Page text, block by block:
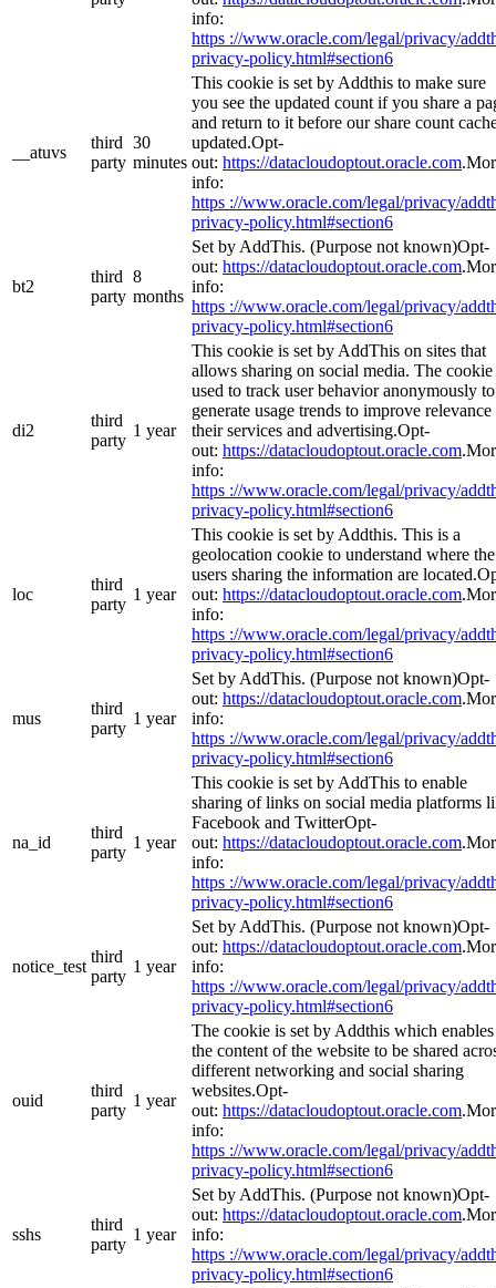
info:
https ://www.oracle.com/legal/privacy/
privacy-policy.html#section6
__atuvs
third
party
30
minutes
This cookie is set by Addthis to make sure
you see the updated count if you share a
and return to it before our share count
updated.Opt-
out: https://datacloudoptout.oracle.com
info:
https ://www.oracle.com/legal/privacy/
privacy-policy.html#section6
bt2
third
party
8
months
Set by AddThis. (Purpose not known)Opt-
out: https://datacloudoptout.oracle.com
info:
https ://www.oracle.com/legal/privacy/
privacy-policy.html#section6
di2
third
party
1 year
This cookie is set by AddThis on sites that
allows sharing on social media. The cookie
used to track user behavior anonymously to
generate usage trends to improve relevance
their services and advertising.Opt-
out: https://datacloudoptout.oracle.com
info:
https ://www.oracle.com/legal/privacy/
privacy-policy.html#section6
loc
third
party
1 year
This cookie is set by Addthis. This is a
geolocation cookie to understand where the
users sharing the information are
out: https://datacloudoptout.oracle.com
info:
https ://www.oracle.com/legal/privacy/
privacy-policy.html#section6
mus
third
party
1 year
Set by AddThis. (Purpose not known)Opt-
out: https://datacloudoptout.oracle.com
info:
https ://www.oracle.com/legal/privacy/
privacy-policy.html#section6
na_id
third
party
1 year
This cookie is set by AddThis to enable
sharing of links on social media platforms
Facebook and TwitterOpt-
out: https://datacloudoptout.oracle.com
info:
https ://www.oracle.com/legal/privacy/
privacy-policy.html#section6
notice_test
third
party
1 year
Set by AddThis. (Purpose not known)Opt-
out: https://datacloudoptout.oracle.com
info:
https ://www.oracle.com/legal/privacy/
privacy-policy.html#section6
ouid
third
party
1 year
The cookie is set by Addthis which enables
the content of the website to be shared
different networking and social sharing
websites.Opt-
out: https://datacloudoptout.oracle.com
info:
https ://www.oracle.com/legal/privacy/
privacy-policy.html#section6
sshs
third
party
1 year
Set by AddThis. (Purpose not known)Opt-
out: https://datacloudoptout.oracle.com
info:
https ://www.oracle.com/legal/privacy/
privacy-policy.html#section6